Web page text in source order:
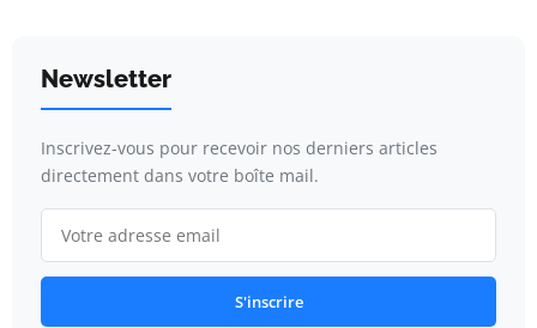
Newsletter
Inscrivez-vous pour recevoir nos derniers articles
directement dans votre boîte mail.
S'inscrire